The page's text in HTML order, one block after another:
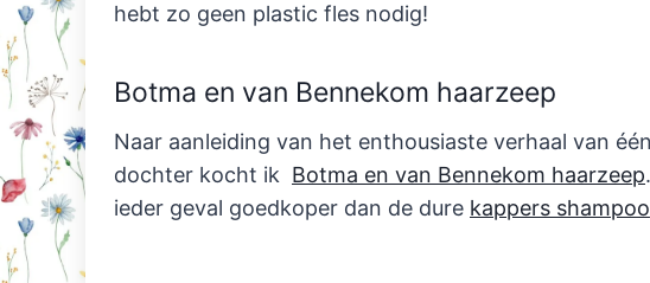
hebt zo geen plastic fles nodig!
Botma en van Bennekom haarzeep
Naar aanleiding van het enthousiaste verhaal van
dochter kocht ik Botma en van Bennekom haarzeep
ieder geval goedkoper dan de dure kappers shampoo